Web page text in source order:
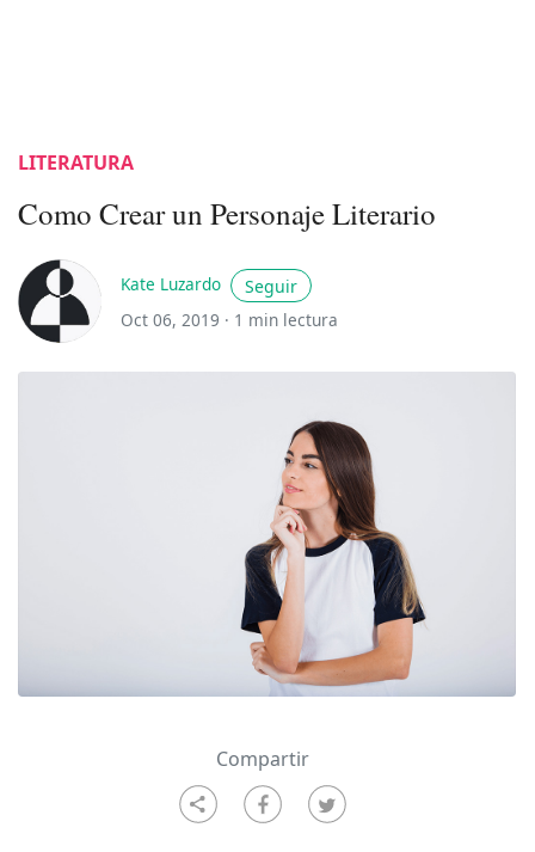
LITERATURA
Como Crear un Personaje Literario
Kate Luzardo
Seguir
Oct 06, 2019 · 1 min lectura
Compartir